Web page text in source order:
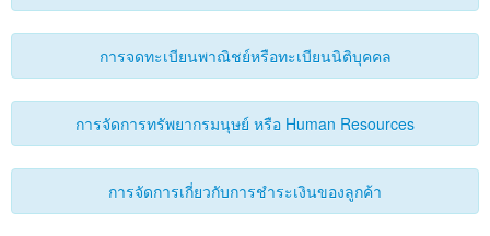
การจดทะเบียนพาณิชย์หรือทะเบียนนิติบุคคล
การจัดการทรัพยากรมนุษย์ หรือ Human Resources
การจัดการเกี่ยวกับการชำระเงินของลูกค้า